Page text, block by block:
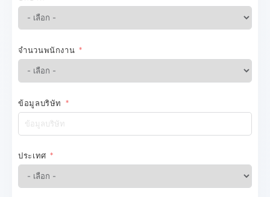
จำนวนพนักงาน
ข้อมูลบริษัท
ประเทศ